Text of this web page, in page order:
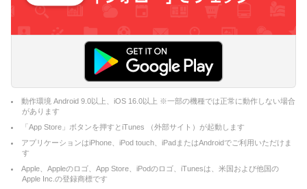
動作環境 Android 9.0以上、iOS 16.0以上 ※一部の機種では正常に動作しない場合
があります
「App Store」ボタンを押すとiTunes （外部サイト）が起動します
アプリケーションはiPhone、iPod touch、iPadまたはAndroidでご利用いただけま
す
Apple、Appleのロゴ、App Store、iPodのロゴ、iTunesは、米国および他国の
Apple Inc.の登録商標です